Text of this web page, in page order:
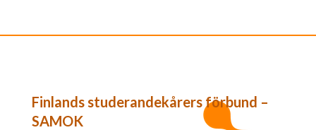
Finlands studerandekårers förbund –
SAMOK